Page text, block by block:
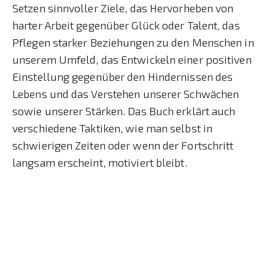
Setzen sinnvoller Ziele, das Hervorheben von
harter Arbeit gegenüber Glück oder Talent, das
Pflegen starker Beziehungen zu den Menschen in
unserem Umfeld, das Entwickeln einer positiven
Einstellung gegenüber den Hindernissen des
Lebens und das Verstehen unserer Schwächen
sowie unserer Stärken. Das Buch erklärt auch
verschiedene Taktiken, wie man selbst in
schwierigen Zeiten oder wenn der Fortschritt
langsam erscheint, motiviert bleibt.